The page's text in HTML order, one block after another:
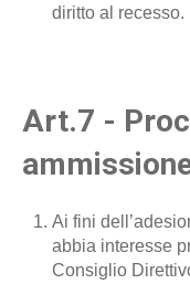
diritto al recesso.
Art.7 -
Ai fini
abbia interesse
Consiglio